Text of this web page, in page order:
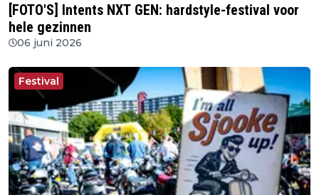
[FOTO'S] Intents NXT GEN: hardstyle-festival voor
hele gezinnen
06 juni 2026
Festival